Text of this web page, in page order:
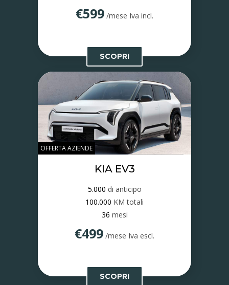
€599 /mese Iva incl.
SCOPRI
OFFERTA AZIENDE
KIA EV3
5.000 di anticipo
100.000 KM totali
36 mesi
€499 /mese Iva escl.
SCOPRI